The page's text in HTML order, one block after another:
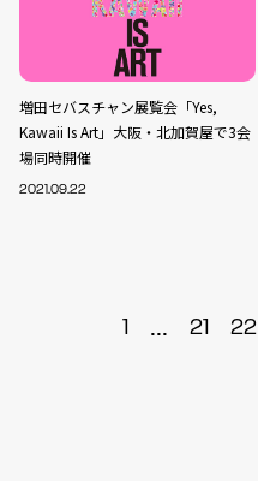
増田セバスチャン展覧会「Yes,
Kawaii Is Art」大阪・北加賀屋で3会
場同時開催
2021.09.22
1 ... 21 22